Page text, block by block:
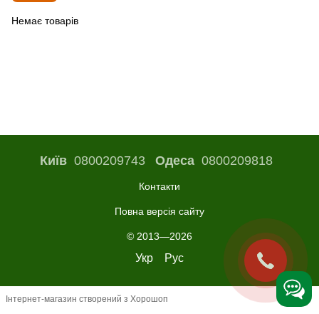
Немає товарів
Київ0800209743 Одеса0800209818
Контакти
Повна версія сайту
© 2013—2026
Укр Рус
Інтернет-магазин створений з Хорошоп